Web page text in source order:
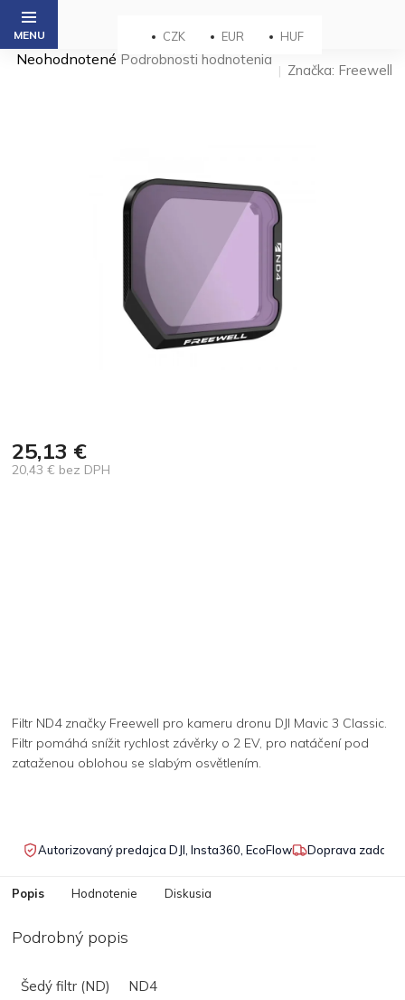
Prejsť
obsah
CZK EUR HUF
Priemerné
Neohodnotené Podrobnosti hodnotenia
Značka: Freewell
25,13 €
20,43 € bez DPH
Filtr ND4 značky Freewell pro kameru dronu DJI Mavic 3 Classic.
Filtr pomáhá snížit rychlost závěrky o 2 EV, pro natáčení pod
zataženou oblohou se slabým osvětlením.
Autorizovaný predajca DJI, Insta360, EcoFlow Doprava
Popis Hodnotenie Diskusia
Podrobný popis
Šedý filtr (ND) ND4